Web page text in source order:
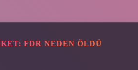
FDR NEDEN ÖLDÜ